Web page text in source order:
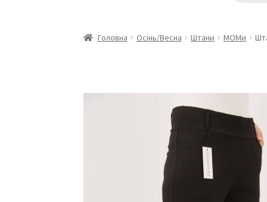
Головна Осінь/Весна Штани МОМи